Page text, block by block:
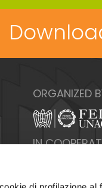
ORGANIZED
IN